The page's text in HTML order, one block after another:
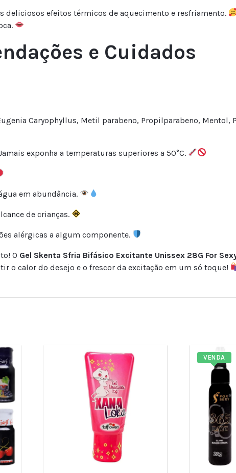
deliciosos efeitos térmicos de aquecimento e resfriamento.
e Cuidados
Caryophyllus, Metil parabeno, Propilparabeno, Mentol,
exponha a temperaturas superiores a 50°C.
em abundância.
de crianças.
alérgicas a algum componente.
O Gel Skenta Sfria Bifásico Excitante Unissex 28G For
o calor do desejo e o frescor da excitação em um só toque!
VENDA